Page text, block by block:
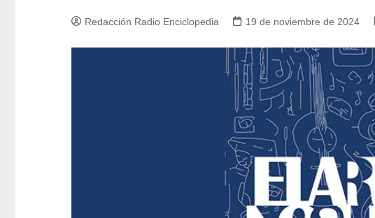
Redacción Radio Enciclopedia 19 de noviembre de 2024